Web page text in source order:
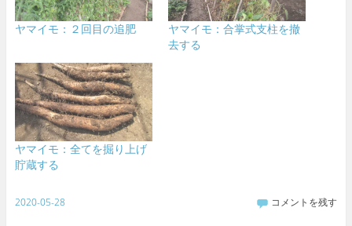
ヤマイモ：２回目の追肥
ヤマイモ：合掌式支柱を撤
去する
ヤマイモ：全てを掘り上げ
貯蔵する
2020-05-28 コメントを残す